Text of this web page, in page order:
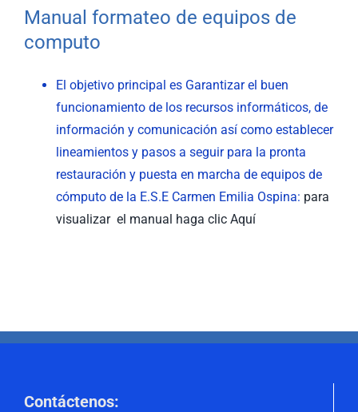
Manual formateo de equipos de
computo
El objetivo principal es Garantizar el buen
funcionamiento de los recursos informáticos, de
información y comunicación así como establecer
lineamientos y pasos a seguir para la pronta
restauración y puesta en marcha de equipos de
cómputo de la E.S.E Carmen Emilia Ospina: para
visualizar el manual haga clic Aquí
Contáctenos: